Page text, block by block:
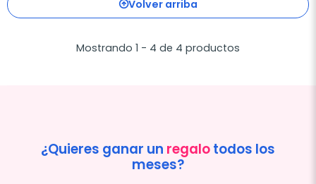
Volver arriba
Mostrando 1 - 4 de 4 productos
¿Quieres ganar un regalotodos los
meses?